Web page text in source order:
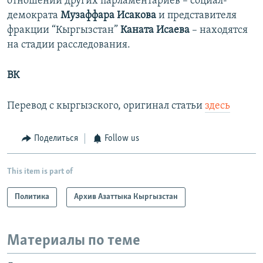
демократа Музаффара Исакова и представителя
фракции “Кыргызстан” Каната Исаева – находятся
на стадии расследования.
ВК
Перевод с кыргызского, оригинал статьи здесь
Поделиться Follow us
This item is part of
Политика Архив Азаттыка Кыргызстан
Материалы по теме